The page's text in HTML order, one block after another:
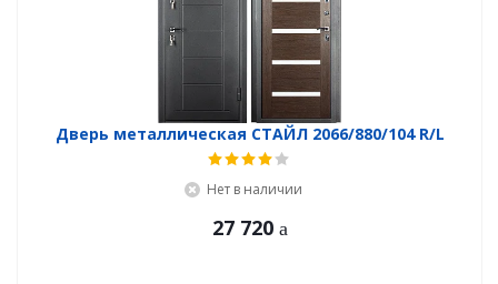
Дверь металлическая СТАЙЛ 2066/880/104 R/L
Нет в наличии
27 720